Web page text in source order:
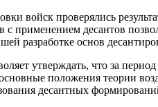
войск проверялись
с применением десантов
разработке основ
утверждать, что за
положения теории
десантных